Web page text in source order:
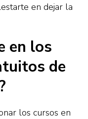
en dejar la
en los
de
los cursos en